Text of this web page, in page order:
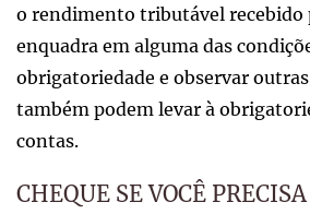
o rendimento tributável recebido
enquadra em alguma das
obrigatoriedade e observar
também podem levar à
contas.
CHEQUE SE VOCÊ